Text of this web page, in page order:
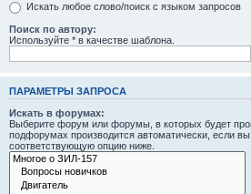
Искать любое слово/поиск с языком запросов
Поиск по автору:
Используйте * в качестве шаблона.
ПАРАМЕТРЫ ЗАПРОСА
Искать в форумах:
Выберите форум или форумы, в которых будет
подфорумах производится автоматически, если
соответствующую опцию ниже.